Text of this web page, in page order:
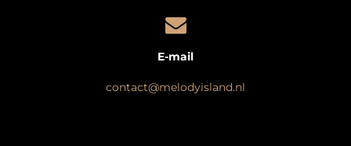
E-mail
contact@melodyisland.nl